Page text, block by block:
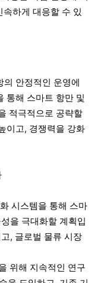
하게 대응할 수 있
의 안정적인 운영에
통해 스마트 항만 및
적극적으로 공략할
이고, 경쟁력을 강화
시스템을 통해 스마
을 극대화할 계획입
, 글로벌 물류 시장
위해 지속적인 연구